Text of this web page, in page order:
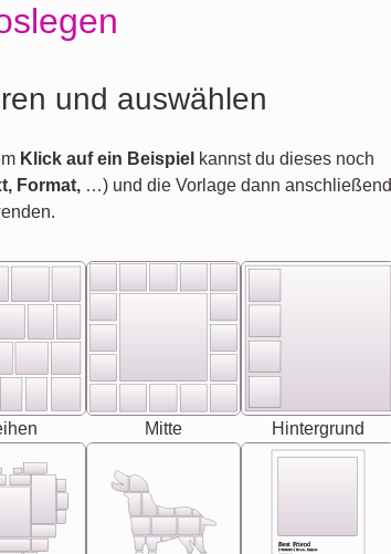
und auswählen
Klick auf ein Beispiel kannst du dieses noch
Format, …) und die Vorlage dann anschließend
Mitte Hintergrund
Best Friend
[<NAME>] Noun, feminie